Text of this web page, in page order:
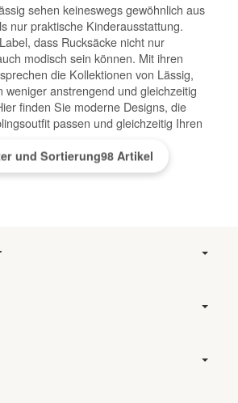
und Sortierung98 Artikel
sehen keineswegs gewöhnlich aus
nur praktische Kinderausstattung.
dass Rucksäcke nicht nur
modisch sein können. Mit ihren
die Kollektionen von Lässig,
weniger anstrengend und gleichzeitig
finden Sie moderne Designs, die
passen und gleichzeitig Ihren